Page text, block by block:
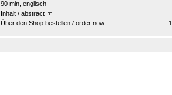
90 min, englisch
Inhalt / abstract
Über den Shop bestellen / order now: